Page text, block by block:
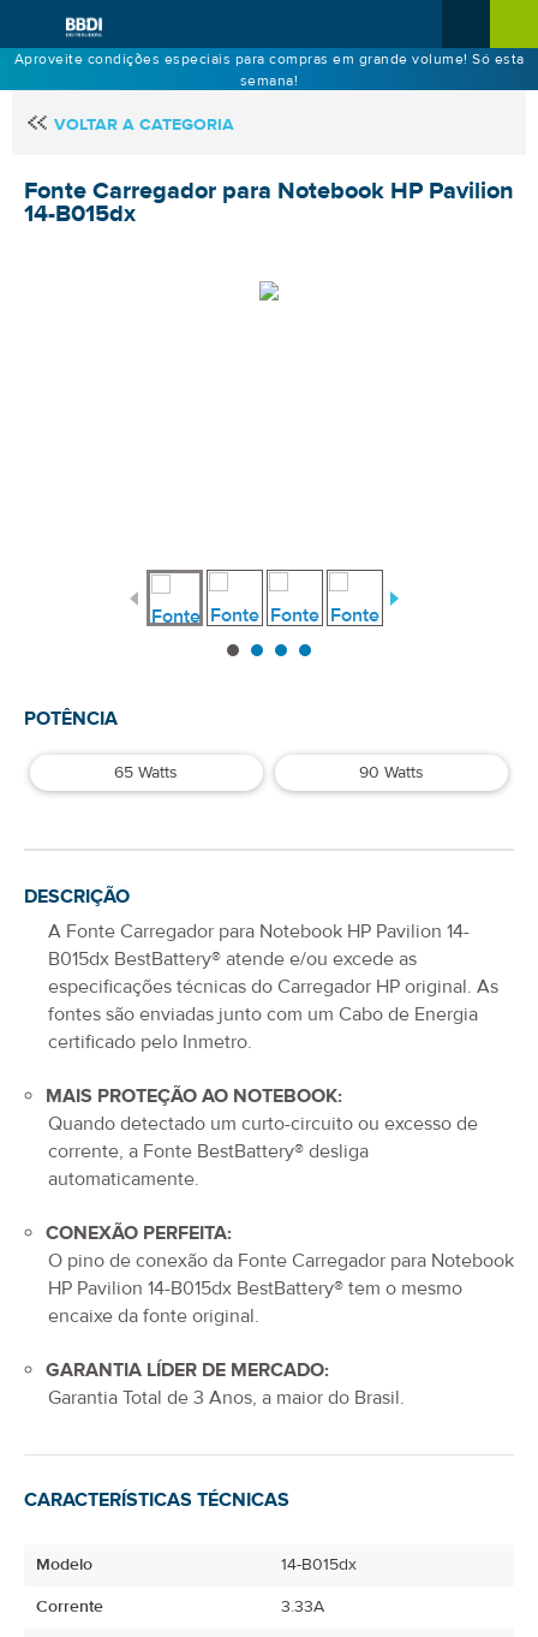
Aproveite condições especiais para compras em grande volume! Só esta
semana!
VOLTAR A CATEGORIA
Fonte Carregador para Notebook HP Pavilion
14-B015dx
POTÊNCIA
65 Watts 90 Watts
DESCRIÇÃO
A Fonte Carregador para Notebook HP Pavilion 14-
B015dx BestBattery® atende e/ou excede as
especificações técnicas do Carregador HP original. As
fontes são enviadas junto com um Cabo de Energia
certificado pelo Inmetro.
MAIS PROTEÇÃO AO NOTEBOOK:
Quando detectado um curto-circuito ou excesso de
corrente, a Fonte BestBattery® desliga
automaticamente.
CONEXÃO PERFEITA:
O pino de conexão da Fonte Carregador para Notebook
HP Pavilion 14-B015dx BestBattery® tem o mesmo
encaixe da fonte original.
GARANTIA LÍDER DE MERCADO:
Garantia Total de 3 Anos, a maior do Brasil.
CARACTERÍSTICAS TÉCNICAS
Modelo
14-B015dx
Corrente
3.33A